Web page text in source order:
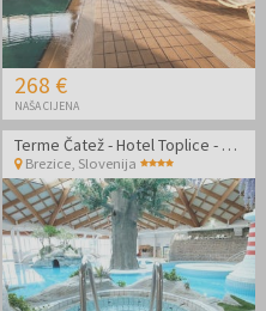
268 €
NAŠA CIJENA
Terme Čatež - Hotel Toplice - Termalni odmor
Brezice, Slovenija